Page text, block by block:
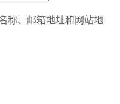
称、邮箱地址和网站地